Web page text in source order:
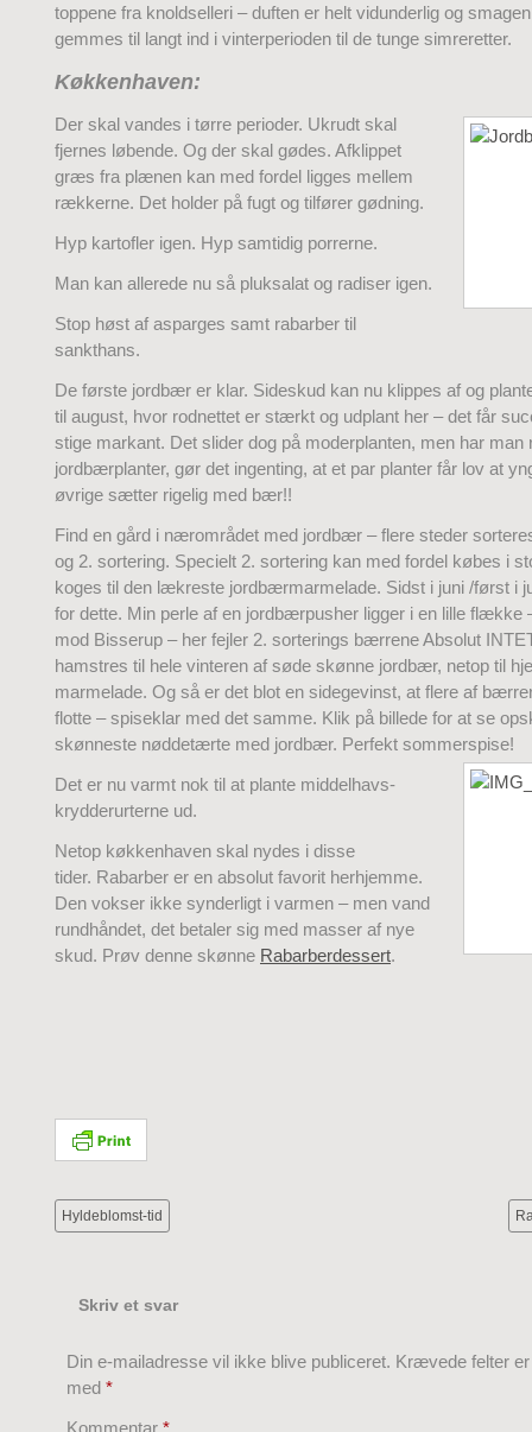
toppene fra knoldselleri – duften er helt vidunderlig og
gemmes til langt ind i vinterperioden til de tunge simreretter.
Køkkenhaven:
Der skal vandes i tørre perioder. Ukrudt skal
fjernes løbende. Og der skal gødes. Afklippet
græs fra plænen kan med fordel ligges mellem
rækkerne. Det holder på fugt og tilfører gødning.
Hyp kartofler igen. Hyp samtidig porrerne.
Man kan allerede nu så pluksalat og radiser igen.
Stop høst af asparges samt rabarber til
sankthans.
De første jordbær er klar. Sideskud kan nu klippes af og
til august, hvor rodnettet er stærkt og udplant her – det får
stige markant. Det slider dog på moderplanten, men har man
jordbærplanter, gør det ingenting, at et par planter får lov at
øvrige sætter rigelig med bær!!
Find en gård i nærområdet med jordbær – flere steder
og 2. sortering. Specielt 2. sortering kan med fordel købes i
koges til den lækreste jordbærmarmelade. Sidst i juni /først i
for dette. Min perle af en jordbærpusher ligger i en lille flække
mod Bisserup – her fejler 2. sorterings bærrene Absolut
hamstres til hele vinteren af søde skønne jordbær, netop til
marmelade. Og så er det blot en sidegevinst, at flere af
flotte – spiseklar med det samme. Klik på billede for at se
skønneste nøddetærte med jordbær. Perfekt sommerspise!
Det er nu varmt nok til at plante middelhavs-
krydderurterne ud.
Netop køkkenhaven skal nydes i disse
tider. Rabarber er en absolut favorit herhjemme.
Den vokser ikke synderligt i varmen – men vand
rundhåndet, det betaler sig med masser af nye
skud. Prøv denne skønne Rabarberdessert.
Hyldeblomst-tid
Skriv et svar
Din e-mailadresse vil ikke blive publiceret. Krævede felter
med *
Kommentar *